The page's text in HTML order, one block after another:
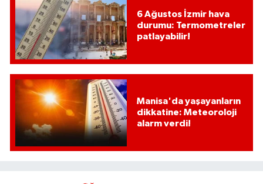
6 Ağustos İzmir hava
durumu: Termometreler
patlayabilir!
Manisa'da yaşayanların
dikkatine: Meteoroloji
alarm verdi!